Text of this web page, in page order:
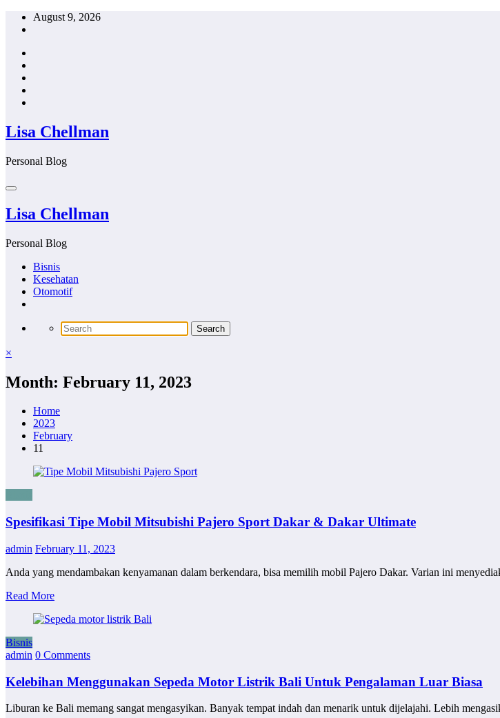
Skip
August 9, 2026
Lisa Chellman
Personal Blog
Lisa Chellman
Personal Blog
Bisnis
Kesehatan
Otomotif
×
Month: February 11, 2023
Home
2023
February
11
Spesifikasi Tipe Mobil Mitsubishi Pajero Sport Dakar & Dakar Ultimate
admin February 11, 2023
Anda yang mendambakan kenyamanan dalam berkendara, bisa memilih mobil Pajero Dakar. Varian ini
Read More
Bisnis
admin 0 Comments
Kelebihan Menggunakan Sepeda Motor Listrik Bali Untuk Pengalaman Luar Biasa
Liburan ke Bali memang sangat mengasyikan. Banyak tempat indah dan menarik untuk dijelajahi. Lebih